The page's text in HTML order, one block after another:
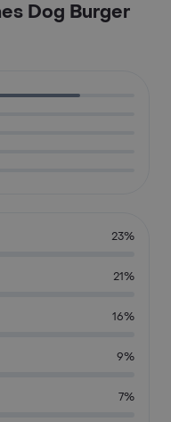
Dog Burger
23%
21%
16%
9%
7%